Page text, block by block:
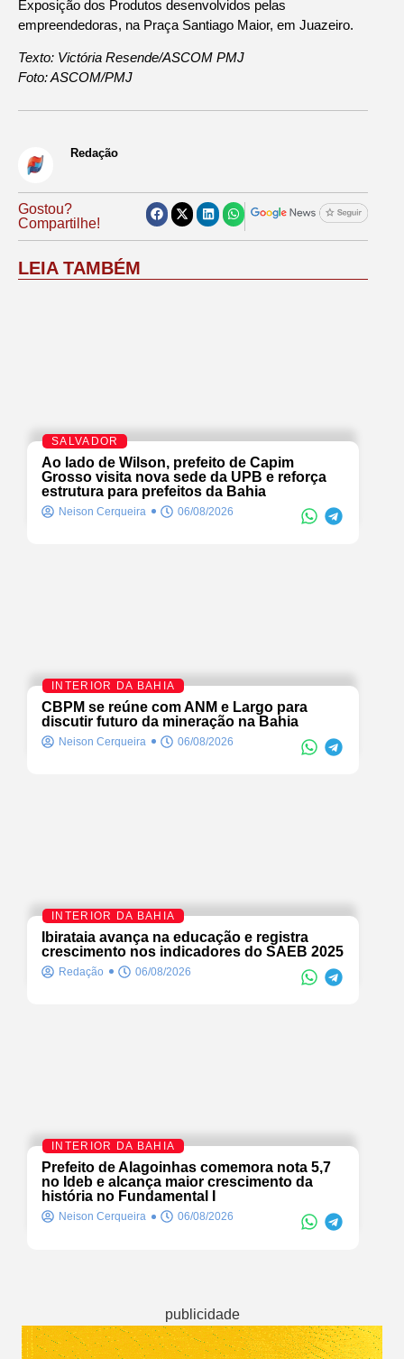
Exposição dos Produtos desenvolvidos pelas
empreendedoras, na Praça Santiago Maior, em Juazeiro.
Texto: Victória Resende/ASCOM PMJ
Foto: ASCOM/PMJ
Redação
Gostou?
Compartilhe!
LEIA TAMBÉM
SALVADOR
Ao lado de Wilson, prefeito de Capim
Grosso visita nova sede da UPB e reforça
estrutura para prefeitos da Bahia
Neison Cerqueira 06/08/2026
INTERIOR DA BAHIA
CBPM se reúne com ANM e Largo para
discutir futuro da mineração na Bahia
Neison Cerqueira 06/08/2026
INTERIOR DA BAHIA
Ibirataia avança na educação e registra
crescimento nos indicadores do SAEB 2025
Redação 06/08/2026
INTERIOR DA BAHIA
Prefeito de Alagoinhas comemora nota 5,7
no Ideb e alcança maior crescimento da
história no Fundamental I
Neison Cerqueira 06/08/2026
publicidade